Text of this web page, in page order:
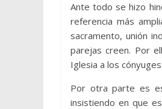
Ante todo se hizo
referencia más
sacramento, unión
parejas creen. Por
Iglesia a los
Por otra parte es
insistiendo en que